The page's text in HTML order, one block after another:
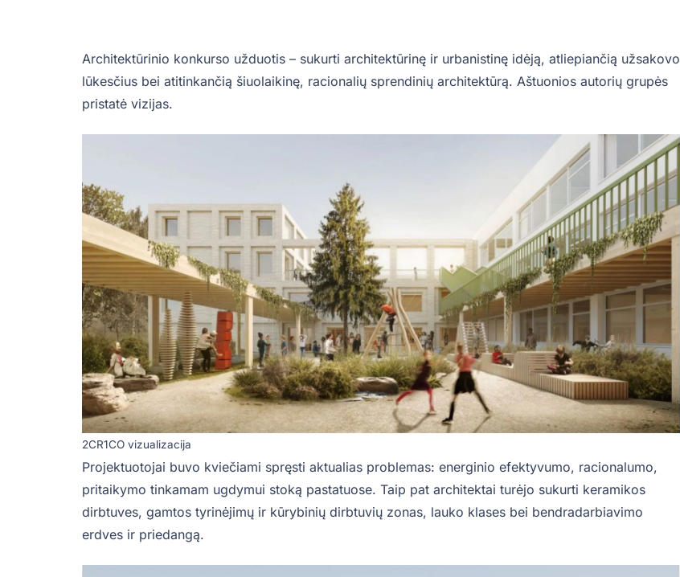
Architektūrinio konkurso užduotis – sukurti architektūrinę ir urbanistinę idėją, atliepiančią užsakovo
lūkesčius bei atitinkančią šiuolaikinę, racionalių sprendinių architektūrą. Aštuonios autorių grupės
pristatė vizijas.
2CR1CO vizualizacija
Projektuotojai buvo kviečiami spręsti aktualias problemas: energinio efektyvumo, racionalumo,
pritaikymo tinkamam ugdymui stoką pastatuose. Taip pat architektai turėjo sukurti keramikos
dirbtuves, gamtos tyrinėjimų ir kūrybinių dirbtuvių zonas, lauko klases bei bendradarbiavimo
erdves ir priedangą.